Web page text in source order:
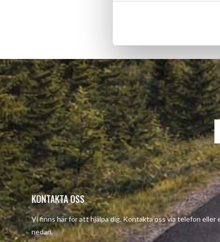
s
v
a
l
KONTAKTA OSS
Vi finns här för att hjälpa dig. Kontakta oss via telefon eller
nedan.